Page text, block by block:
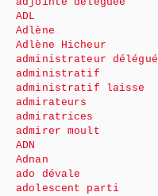
ADL
Adlène
Adlène Hicheur
administrateur délégué
administratif
administratif laisse
admirateurs
admiratrices
admirer moult
ADN
Adnan
ado dévale
adolescent parti